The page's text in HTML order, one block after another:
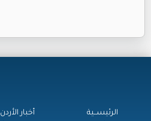
الرئيســية
أخبار الأردن